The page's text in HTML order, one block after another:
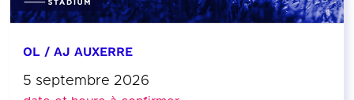
OL / AJ AUXERRE
5 septembre 2026